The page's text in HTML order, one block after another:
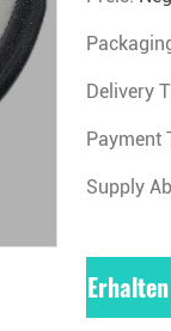
Delivery
Payment
Supply